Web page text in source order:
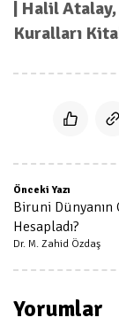
| Halil Atalay,
Kuralları
Önceki Yazı
Biruni Dünyanın
Hesapladı?
Dr. M. Zahid Özdaş
Yorumlar